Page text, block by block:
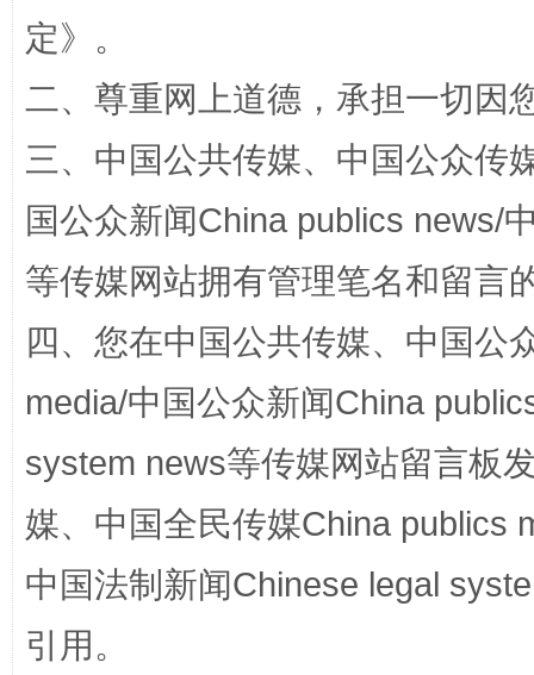
定》。
二、尊重网上道德，承担一切因
三、中国公共传媒、中国公众传
国公众新闻China publics news/
等传媒网站拥有管理笔名和留言
四、您在中国公共传媒、中国公
media/中国公众新闻China
system news等传媒网站留言板
媒、中国全民传媒China publics
中国法制新闻Chinese legal
引用。